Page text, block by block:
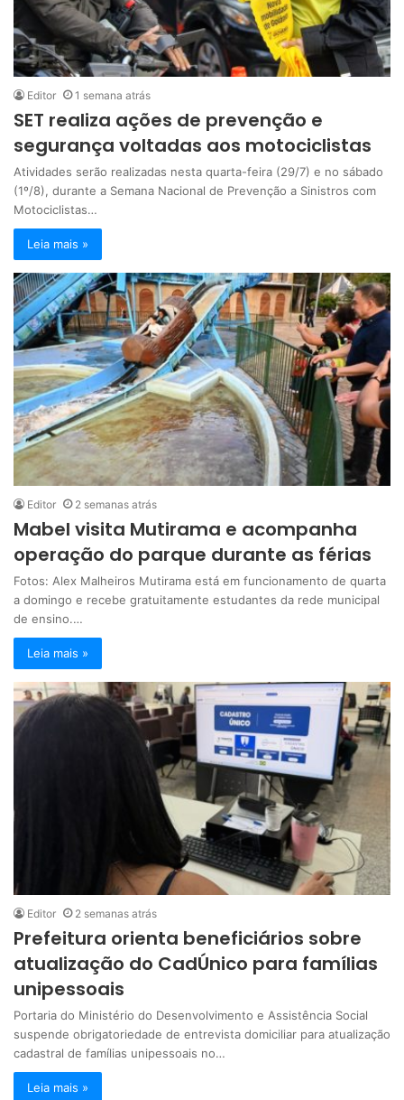
Editor 1 semana atrás
SET realiza ações de prevenção e
segurança voltadas aos motociclistas
Atividades serão realizadas nesta quarta-feira (29/7) e no sábado
(1º/8), durante a Semana Nacional de Prevenção a Sinistros com
Motociclistas…
Leia mais »
Editor 2 semanas atrás
Mabel visita Mutirama e acompanha
operação do parque durante as férias
Fotos: Alex Malheiros Mutirama está em funcionamento de quarta
a domingo e recebe gratuitamente estudantes da rede municipal
de ensino.…
Leia mais »
Editor 2 semanas atrás
Prefeitura orienta beneficiários sobre
atualização do CadÚnico para famílias
unipessoais
Portaria do Ministério do Desenvolvimento e Assistência Social
suspende obrigatoriedade de entrevista domiciliar para atualização
cadastral de famílias unipessoais no…
Leia mais »